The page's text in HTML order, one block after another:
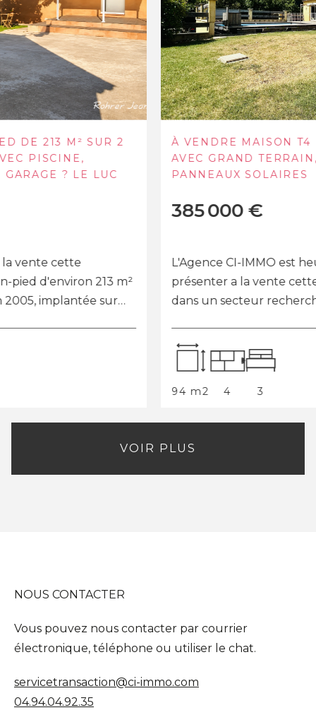
À VENDRE MAISON T4 DE PLAIN-PIED
AVEC GRAND TERRAIN, ATELIERS ET
PANNEAUX SOLAIRES
L'Agence CI-IMMO est heureuse de vous
présenter a la vente cette jolie Maison située
dans un secteur recherché de BESSE SUR
VOIR PLUS
NOUS CONTACTER
Vous pouvez nous contacter par courrier
électronique, téléphone ou utiliser le chat.
servicetransaction@ci-immo.com
04.94.04.92.35